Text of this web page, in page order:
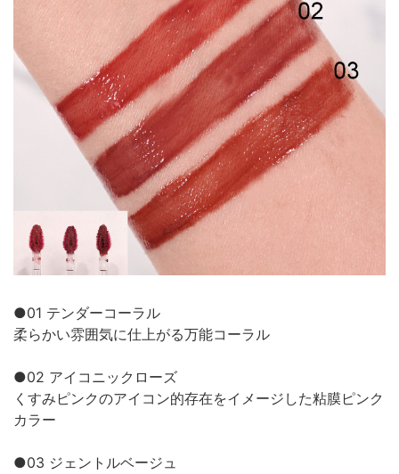
●01 テンダーコーラル
柔らかい雰囲気に仕上がる万能コーラル
●02 アイコニックローズ
くすみピンクのアイコン的存在をイメージした粘膜ピンク
カラー
●03 ジェントルベージュ